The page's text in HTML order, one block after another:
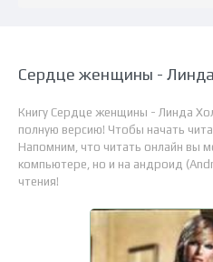
Сердце женщины -
Книгу Сердце женщины - Линда
полную версию! Чтобы начать
Напомним, что читать онлайн вы
компьютере, но и на андроид
чтения!